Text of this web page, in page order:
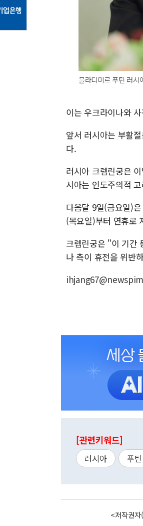
블라디미르 푸틴 러
이는 우크라이나와
앞서 러시아는 부활
다.
러시아 크렘린궁은
시아는 인도주의적
다음달 9일(금요일)
(목요일)부터 연휴로
크렘린궁은 "이 기간
나 측이 휴전을 위반
[관련키워드]
러시아 푸틴
<저작권